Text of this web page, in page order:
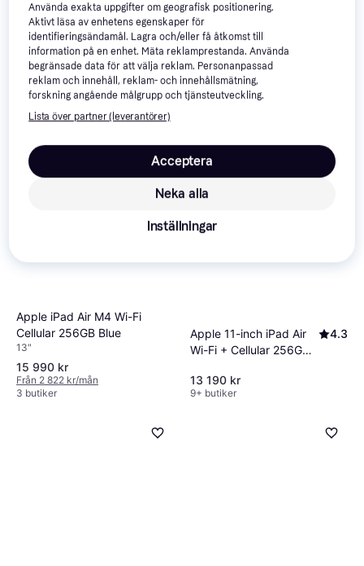
Apple iPad Air 256GB
Cellular 5th Gen Space
Gray
4.6
10.9", Apple iPadOS
11 990 kr
Från 4 130 kr/mån
2 butiker
Apple iPad Pro M5, 13-
inch, Wi-Fi + Cellular,
256GB, Standard Glass,
Space Black
13", iPadOS 26
21 949 kr
Från 7 561 kr/mån
Apple iPad Air M4 Wi-Fi
Cellular 256GB Blue
13"
15 990 kr
Från 2 822 kr/mån
3 butiker
Trendande
Apple 11-inch iPad Air
Wi-Fi + Cellular 256GB -
4.3
13 190 kr
9+ butiker
Använda exakta uppgifter om geografisk positionering.
Aktivt läsa av enhetens egenskaper för
identifieringsändamål. Lagra och/eller få åtkomst till
information på en enhet. Mäta reklamprestanda. Använda
begränsade data för att välja reklam. Personanpassad
reklam och innehåll, reklam- och innehållsmätning,
forskning angående målgrupp och tjänsteutveckling.
Lista över partner (leverantörer)
Neka alla
Acceptera
Inställningar